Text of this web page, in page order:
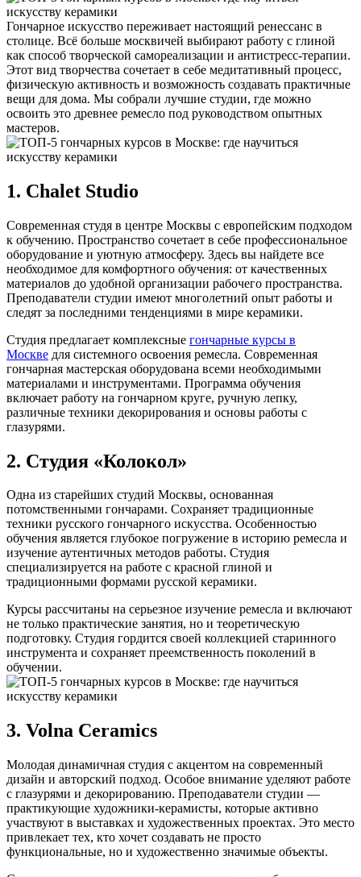
Гончарное искусство переживает настоящий ренессанс в
столице. Всё больше москвичей выбирают работу с глиной
как способ творческой самореализации и антистресс-терапии.
Этот вид творчества сочетает в себе медитативный процесс,
физическую активность и возможность создавать практичные
вещи для дома. Мы собрали лучшие студии, где можно
освоить это древнее ремесло под руководством опытных
мастеров.
1. Chalet Studio
Современная студя в центре Москвы с европейским подходом
к обучению. Пространство сочетает в себе профессиональное
оборудование и уютную атмосферу. Здесь вы найдете все
необходимое для комфортного обучения: от качественных
материалов до удобной организации рабочего пространства.
Преподаватели студии имеют многолетний опыт работы и
следят за последними тенденциями в мире керамики.
Студия предлагает комплексные гончарные курсы в
Москве для системного освоения ремесла. Современная
гончарная мастерская оборудована всеми необходимыми
материалами и инструментами. Программа обучения
включает работу на гончарном круге, ручную лепку,
различные техники декорирования и основы работы с
глазурями.
2. Студия «Колокол»
Одна из старейших студий Москвы, основанная
потомственными гончарами. Сохраняет традиционные
техники русского гончарного искусства. Особенностью
обучения является глубокое погружение в историю ремесла и
изучение аутентичных методов работы. Студия
специализируется на работе с красной глиной и
традиционными формами русской керамики.
Курсы рассчитаны на серьезное изучение ремесла и включают
не только практические занятия, но и теоретическую
подготовку. Студия гордится своей коллекцией старинного
инструмента и сохраняет преемственность поколений в
обучении.
3. Volna Ceramics
Молодая динамичная студия с акцентом на современный
дизайн и авторский подход. Особое внимание уделяют работе
с глазурями и декорированию. Преподаватели студии —
практикующие художники-керамисты, которые активно
участвуют в выставках и художественных проектах. Это место
привлекает тех, кто хочет создавать не просто
функциональные, но и художественно значимые объекты.